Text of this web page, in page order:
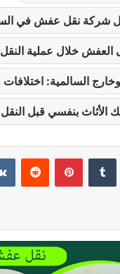
شركة نقل عفش في
العفش خلال عملية النقل
السالمية: اختلافات
بنفسي قبل
بينتيريست